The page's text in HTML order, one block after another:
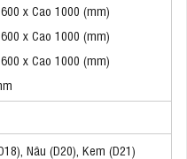
x Cao 1000 (mm)
x Cao 1000 (mm)
x Cao 1000 (mm)
Nâu (D20), Kem (D21)